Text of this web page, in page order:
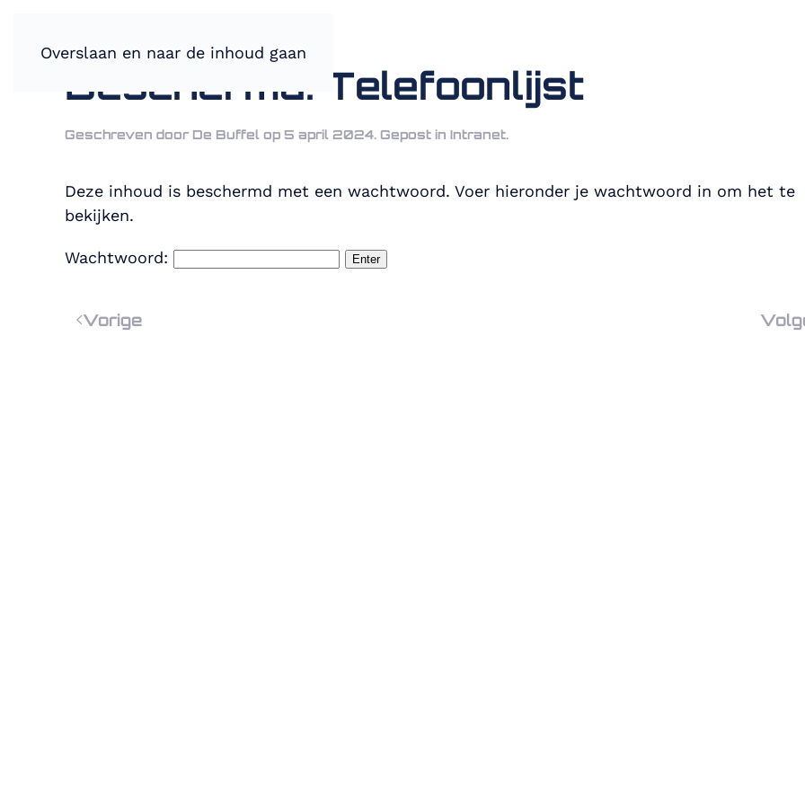
Overslaan en naar de inhoud gaan
Beschermd: Telefoonlijst
Geschreven door De Buffel op 5 april 2024. Gepost in Intranet.
Deze inhoud is beschermd met een wachtwoord. Voer hieronder je wachtwoord in om het te
bekijken.
Wachtwoord:
Vorige